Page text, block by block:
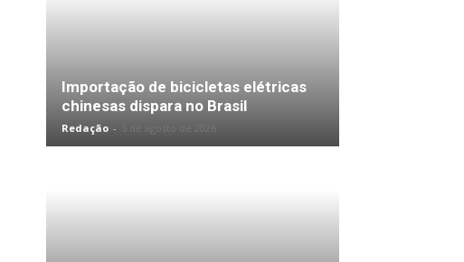
Importação de bicicletas elétricas
chinesas dispara no Brasil
Redação -